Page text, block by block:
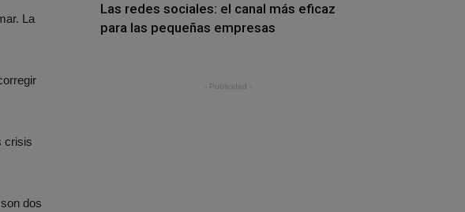
La
crisis
dos
Las redes sociales: el canal más eficaz
para las pequeñas empresas
- Publicidad -